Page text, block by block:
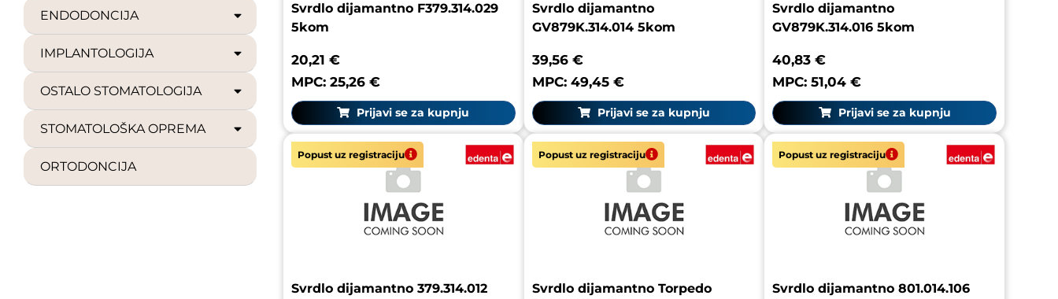
ENDODONCIJA
IMPLANTOLOGIJA
OSTALO STOMATOLOGIJA
STOMATOLOŠKA OPREMA
ORTODONCIJA
Svrdlo dijamantno F379.314.029
5kom
20,21 €
MPC: 25,26 €
Prijavi se za kupnju
Svrdlo dijamantno
GV879K.314.014 5kom
39,56 €
MPC: 49,45 €
Prijavi se za kupnju
Svrdlo dijamantno
GV879K.314.016 5kom
40,83 €
MPC: 51,04 €
Prijavi se za kupnju
Popust uz registraciju
Svrdlo dijamantno 379.314.012
Popust uz registraciju
Svrdlo dijamantno Torpedo
Popust uz registraciju
Svrdlo dijamantno 801.014.106